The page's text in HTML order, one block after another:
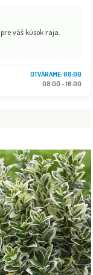
váš kúsok raja.
08:00 - 18:00
08:00 - 16:00